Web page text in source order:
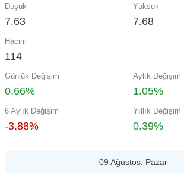
Düşük
7.63
Yüksek
7.68
Hacim
114
Günlük Değişim
0.66%
Aylık Değişim
1.05%
6 Aylık Değişim
-3.88%
Yıllık Değişim
0.39%
09 Ağustos, Pazar